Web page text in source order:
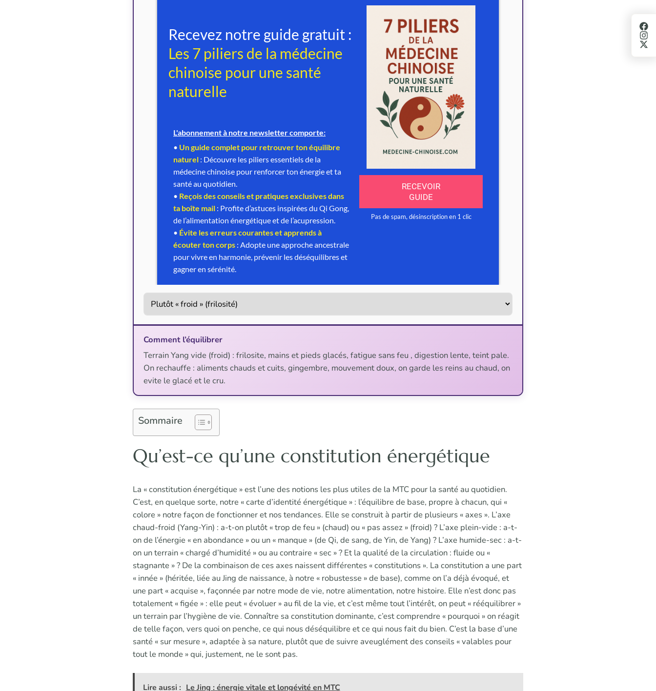
Comment l’équilibrer
Terrain Yang vide (froid) : frilosite, mains et pieds glacés, fatigue sans feu , digestion lente, teint pale.
On rechauffe : aliments chauds et cuits, gingembre, mouvement doux, on garde les reins au chaud, on
evite le glacé et le cru.
Sommaire
Qu’est-ce qu’une constitution énergétique
La « constitution énergétique » est l’une des notions les plus utiles de la MTC pour la santé au quotidien.
C’est, en quelque sorte, notre « carte d’identité énergétique » : l’équilibre de base, propre à chacun, qui «
colore » notre façon de fonctionner et nos tendances. Elle se construit à partir de plusieurs « axes ». L’axe
chaud-froid (Yang-Yin) : a-t-on plutôt « trop de feu » (chaud) ou « pas assez » (froid) ? L’axe plein-vide : a-t-
on de l’énergie « en abondance » ou un « manque » (de Qi, de sang, de Yin, de Yang) ? L’axe humide-sec : a-t-
on un terrain « chargé d’humidité » ou au contraire « sec » ? Et la qualité de la circulation : fluide ou «
stagnante » ? De la combinaison de ces axes naissent différentes « constitutions ». La constitution a une part
« innée » (héritée, liée au Jing de naissance, à notre « robustesse » de base), comme on l’a déjà évoqué, et
une part « acquise », façonnée par notre mode de vie, notre alimentation, notre histoire. Elle n’est donc pas
totalement « figée » : elle peut « évoluer » au fil de la vie, et c’est même tout l’intérêt, on peut « rééquilibrer »
un terrain par l’hygiène de vie. Connaître sa constitution dominante, c’est comprendre « pourquoi » on réagit
de telle façon, vers quoi on penche, ce qui nous déséquilibre et ce qui nous fait du bien. C’est la base d’une
santé « sur mesure », adaptée à sa nature, plutôt que de suivre aveuglément des conseils « valables pour
tout le monde » qui, justement, ne le sont pas.
Lire aussi : Le Jing : énergie vitale et longévité en MTC